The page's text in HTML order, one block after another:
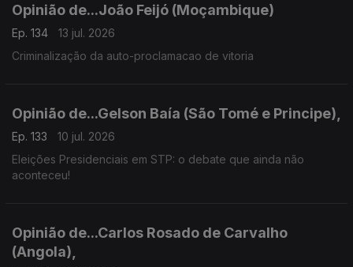
Opinião de...João Feijó (Moçambique)
Ep. 134
13 jul. 2026
Criminalização da auto-proclamacao de vitoria
Opinião de...Gelson Baía (São Tomé e Principe),
Ep. 133
10 jul. 2026
Eleições Presidenciais em STP: o debate que ainda não
aconteceu!
Opinião de...Carlos Rosado de Carvalho
(Angola),